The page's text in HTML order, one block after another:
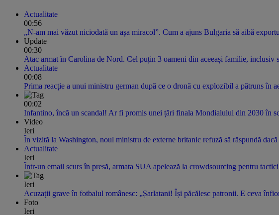
Actualitate
00:56
„N-am mai văzut niciodată un așa miracol”. Cum a ajuns Bulgaria să aibă
Update
00:30
Atac armat în Carolina de Nord. Cel puțin 3 oameni din aceeași familie, inclusiv
Actualitate
00:08
Prima reacție a unui ministru german după ce o dronă cu explozibil a pătruns
00:02
Infantino, încă un scandal! Ar fi promis unei țări finala Mondialului din 2030 în
Video
Ieri
În vizită la Washington, noul ministru de externe britanic refuză să răspundă
Actualitate
Ieri
Într-un email scurs în presă, armata SUA apelează la crowdsourcing pentru
Ieri
Acuzații grave în fotbalul românesc: „Șarlatani! Își păcălesc patronii. E ceva
Foto
Ieri